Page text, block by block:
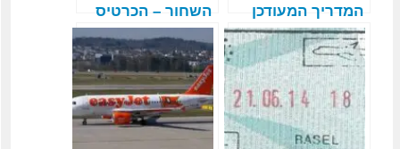
המדריך המעודכן
לשנת 2026
השחור – הכרטיס
השחור והכרטיס
האדום